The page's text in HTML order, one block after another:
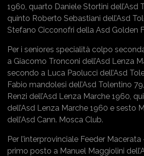
1960, quarto Daniele Stortini dell’Asd
quinto Roberto Sebastiani dell’Asd
Stefano Cicconofri della Asd Golden
Per i seniores specialità colpo
a Giacomo Tronconi dell’Asd Lenza
secondo a Luca Paolucci dell’Asd
Fabio mandolesi dell’Asd Tolentino
Renzi dell’Asd Lenza Marche 1960,
dell’Asd Lenza Marche 1960 e sesto
dell’Asd Cann. Mosca Club.
Per l’interprovinciale Feeder
primo posto a Manuel Maggiolini